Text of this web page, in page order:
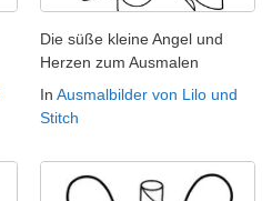
Die süße kleine Angel und
Herzen zum Ausmalen
In Ausmalbilder von Lilo und
Stitch